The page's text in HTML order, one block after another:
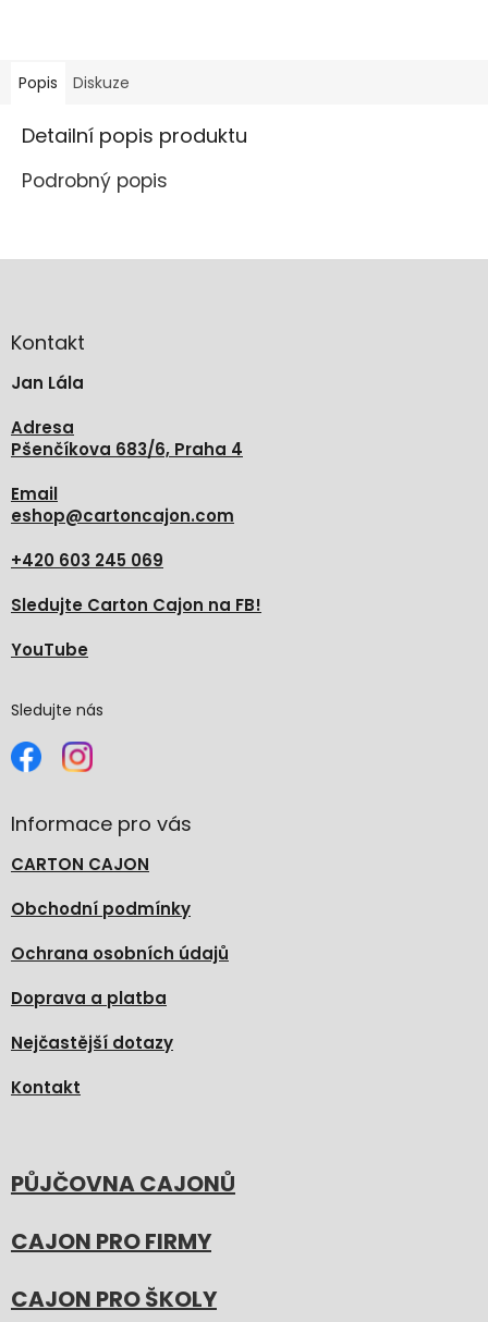
Popis Diskuze
Detailní popis produktu
Podrobný popis
aKontakt
Jan Lála
Adresa
Pšenčíkova 683/6, Praha 4
Email
eshop@cartoncajon.com
+420 603 245 069
Sledujte Carton Cajon na FB!
YouTube
Sledujte nás
Informace pro vás
CARTON CAJON
Obchodní podmínky
Ochrana osobních údajů
Doprava a platba
Nejčastější dotazy
Kontakt
PŮJČOVNA CAJONŮ
CAJON PRO FIRMY
CAJON PRO ŠKOLY